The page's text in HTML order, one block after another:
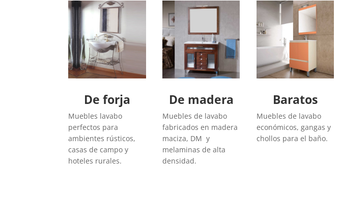
De forja
Muebles lavabo
perfectos para
ambientes rústicos,
casas de campo y
hoteles rurales.
De madera
Muebles de lavabo
fabricados en madera
maciza, DM y
melaminas de alta
densidad.
Baratos
Muebles de lavabo
económicos, gangas y
chollos para el baño.